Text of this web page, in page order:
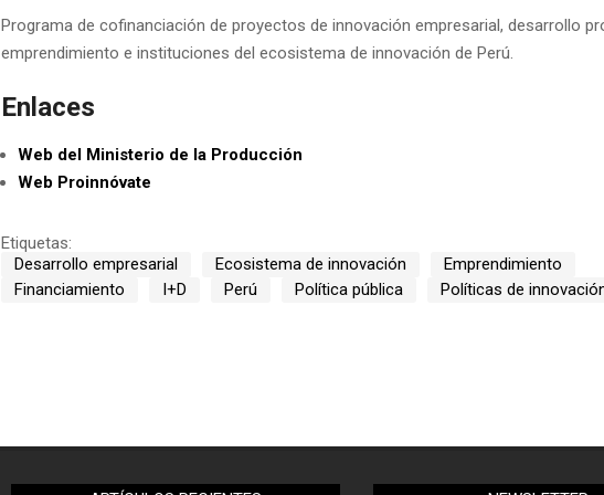
Programa de cofinanciación de proyectos de innovación empresarial, desarrollo
emprendimiento e instituciones del ecosistema de innovación de Perú.
Enlaces
Web del Ministerio de la Producción
Web Proinnóvate
Etiquetas:
Desarrollo empresarial
Ecosistema de innovación
Emprendimiento
Financiamiento
I+D Perú Política pública Políticas de